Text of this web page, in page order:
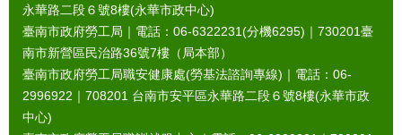
永華路二段６號8樓(永華市政中心)
臺南市政府勞工局｜電話：06-6322231(分機6295)｜ 730201臺
南市新營區民治路36號7樓（局本部）
臺南市政府勞工局職安健康處(勞基法諮詢專線)｜電話：06-
2996922｜ 708201 台南市安平區永華路二段６號8樓(永華市政
中心)